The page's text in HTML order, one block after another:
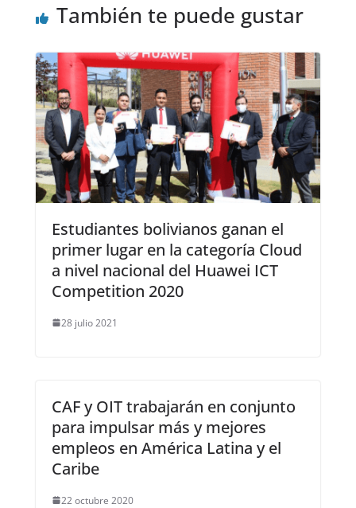
También te puede gustar
Estudiantes bolivianos ganan el
primer lugar en la categoría Cloud
a nivel nacional del Huawei ICT
Competition 2020
28 julio 2021
CAF y OIT trabajarán en conjunto
para impulsar más y mejores
empleos en América Latina y el
Caribe
22 octubre 2020